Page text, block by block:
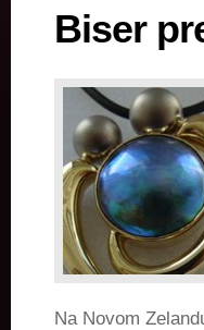
Biser
Na Novom